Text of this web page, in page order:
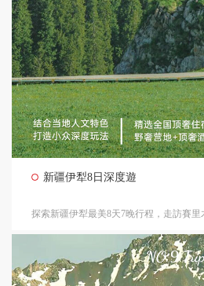
新疆伊犁8日深度遊
探索新疆伊犁最美8天7晚行程，走訪賽里